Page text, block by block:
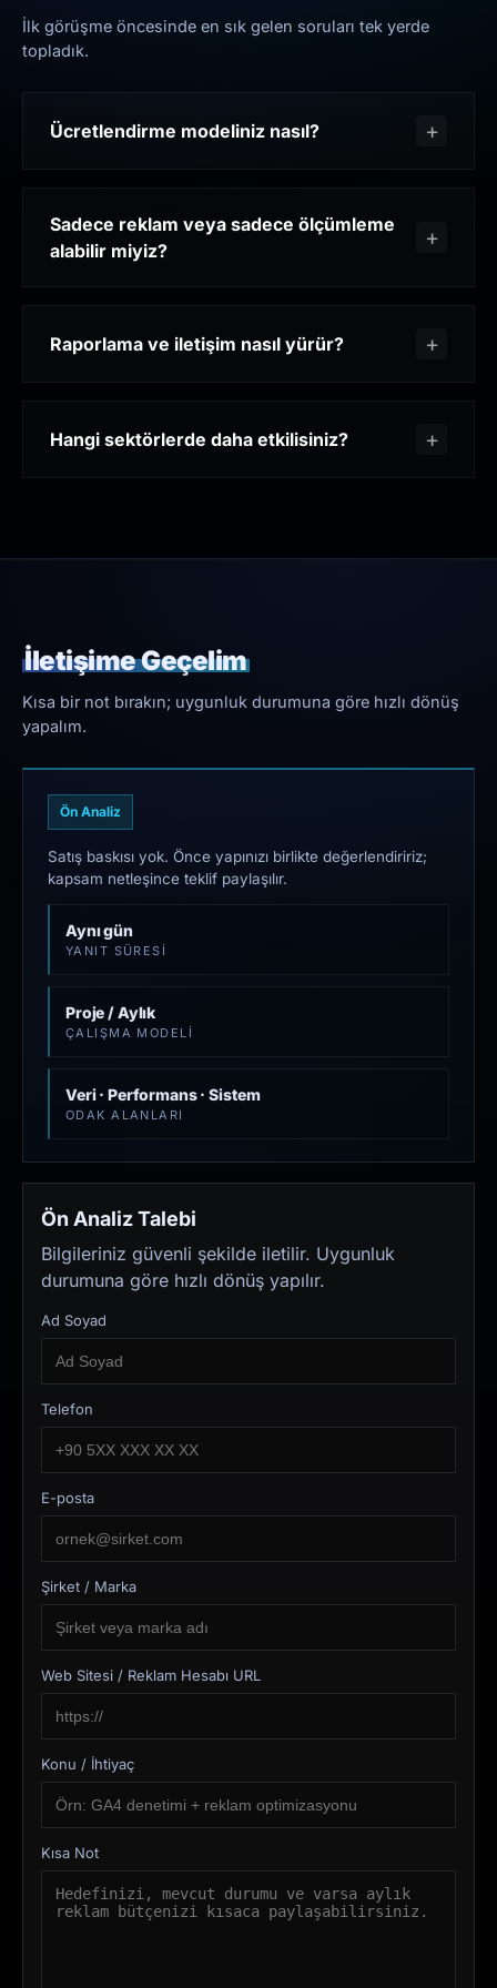
İlk görüşme öncesinde en sık gelen soruları tek yerde
topladık.
Ücretlendirme modeliniz nasıl?
Sadece reklam veya sadece ölçümleme
alabilir miyiz?
Raporlama ve iletişim nasıl yürür?
Hangi sektörlerde daha etkilisiniz?
İletişime Geçelim
Kısa bir not bırakın; uygunluk durumuna göre hızlı dönüş
yapalım.
Ön Analiz
Satış baskısı yok. Önce yapınızı birlikte değerlendiririz;
kapsam netleşince teklif paylaşılır.
Aynı gün
YANIT SÜRESI
Proje / Aylık
ÇALIŞMA MODELI
Veri · Performans · Sistem
ODAK ALANLARI
Ön Analiz Talebi
Bilgileriniz güvenli şekilde iletilir. Uygunluk
durumuna göre hızlı dönüş yapılır.
Ad Soyad
Telefon
E-posta
Şirket / Marka
Web Sitesi / Reklam Hesabı URL
Konu / İhtiyaç
Kısa Not